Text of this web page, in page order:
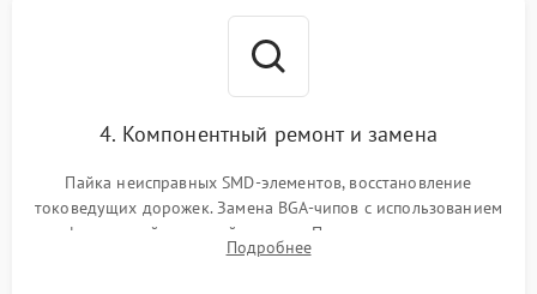
4. Компонентный ремонт и замена
Пайка неисправных SMD-элементов, восстановление
токоведущих дорожек. Замена BGA-чипов с использованием
инфракрасной паяльной станции. Прошивка микросхемы
BIOS или замена поврежденных портов USB
Подробнее